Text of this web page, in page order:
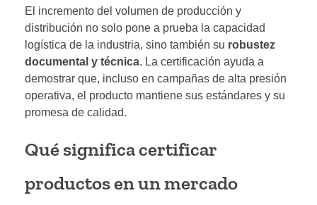
El incremento del volumen de producción y
distribución no solo pone a prueba la capacidad
logística de la industria, sino también su robustez
documental y técnica. La certificación ayuda a
demostrar que, incluso en campañas de alta presión
operativa, el producto mantiene sus estándares y su
promesa de calidad.
Qué significa certificar
productos en un mercado